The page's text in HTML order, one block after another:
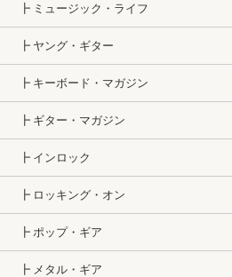
┣ ミュージック・ライフ
┣ ヤング・ギター
┣ キーボード・マガジン
┣ ギター・マガジン
┣ インロック
┣ ロッキング・オン
┣ ポップ・ギア
┣ メタル・ギア